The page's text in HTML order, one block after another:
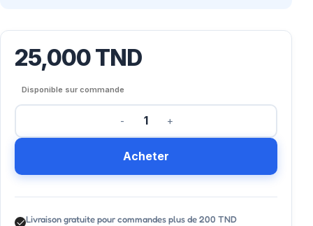
25,000TND
Disponible sur commande
Acheter
Livraison gratuite pour commandes plus de 200 TND